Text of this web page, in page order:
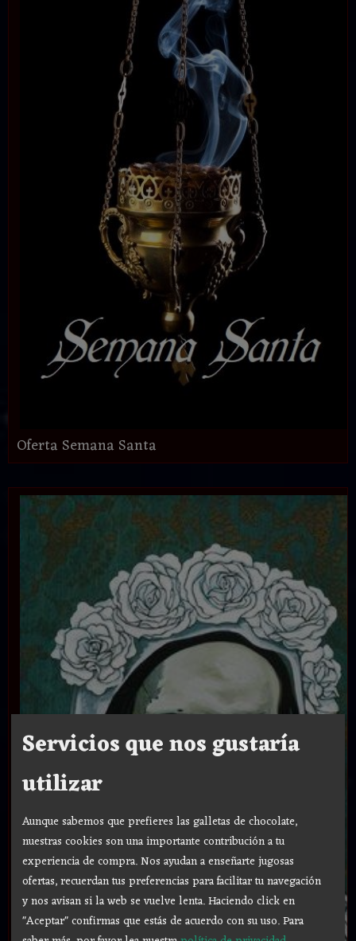
Oferta Semana Santa
Servicios que nos gustaría
utilizar
Aunque sabemos que prefieres las galletas de chocolate,
nuestras cookies son una importante contribución a tu
experiencia de compra. Nos ayudan a enseñarte jugosas
ofertas, recuerdan tus preferencias para facilitar tu navegación
y nos avisan si la web se vuelve lenta. Haciendo click en
"Aceptar" confirmas que estás de acuerdo con su uso.Para